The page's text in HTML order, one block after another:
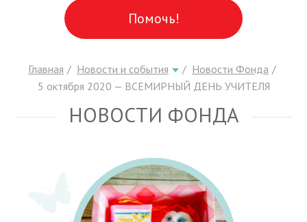
Помочь!
Главная Новости и события
Новости Фонда
5 октября 2020 — ВСЕМИРНЫЙ ДЕНЬ УЧИТЕЛЯ
НОВОСТИ ФОНДА